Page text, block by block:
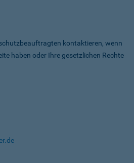
kontaktieren, wenn
haben oder Ihre gesetzlichen Rechte